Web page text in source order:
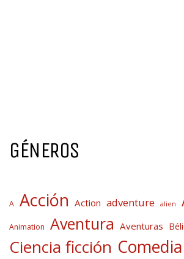
GÉNEROS
A Acción Action adventure alien
Animation Aventura Aventuras
Ciencia ficción Comedia